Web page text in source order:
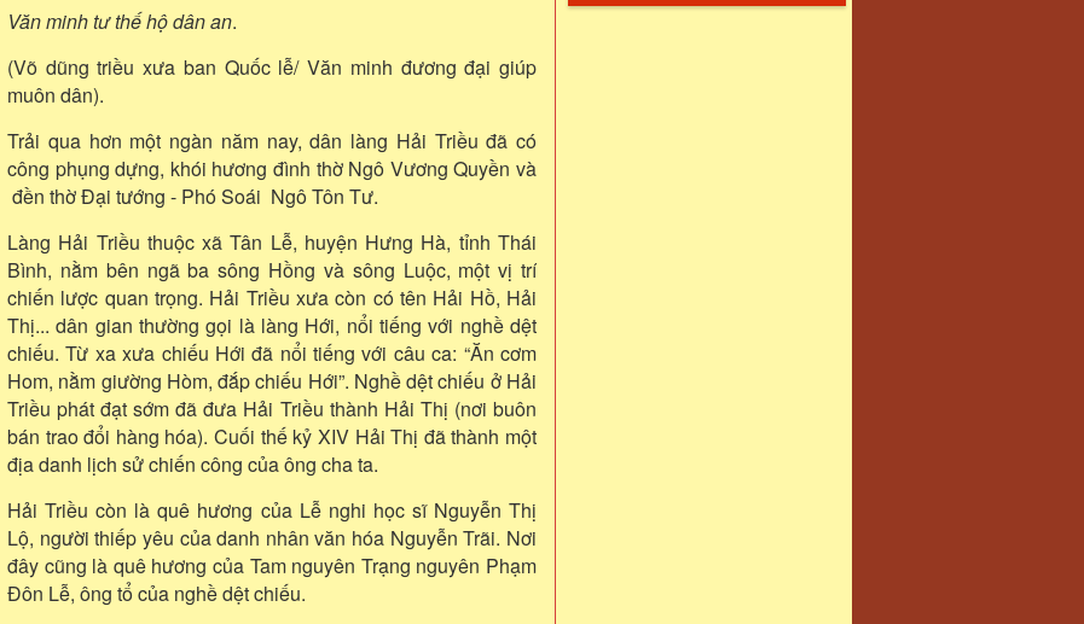
Văn minh tư thế hộ dân an.
(Võ dũng triều xưa ban Quốc lễ/ Văn minh đương đại giúp
muôn dân).
Trải qua hơn một ngàn năm nay, dân làng Hải Triều đã có
công phụng dựng, khói hương đình thờ Ngô Vương Quyền và
đền thờ Đại tướng - Phó Soái Ngô Tôn Tư.
Làng Hải Triều thuộc xã Tân Lễ, huyện Hưng Hà, tỉnh Thái
Bình, nằm bên ngã ba sông Hồng và sông Luộc, một vị trí
chiến lược quan trọng. Hải Triều xưa còn có tên Hải Hồ, Hải
Thị... dân gian thường gọi là làng Hới, nổi tiếng với nghề dệt
chiếu. Từ xa xưa chiếu Hới đã nổi tiếng với câu ca: “Ăn cơm
Hom, nằm giường Hòm, đắp chiếu Hới”. Nghề dệt chiếu ở Hải
Triều phát đạt sớm đã đưa Hải Triều thành Hải Thị (nơi buôn
bán trao đổi hàng hóa). Cuối thế kỷ XIV Hải Thị đã thành một
địa danh lịch sử chiến công của ông cha ta.
Hải Triều còn là quê hương của Lễ nghi học sĩ Nguyễn Thị
Lộ, người thiếp yêu của danh nhân văn hóa Nguyễn Trãi. Nơi
đây cũng là quê hương của Tam nguyên Trạng nguyên Phạm
Đôn Lễ, ông tổ của nghề dệt chiếu.